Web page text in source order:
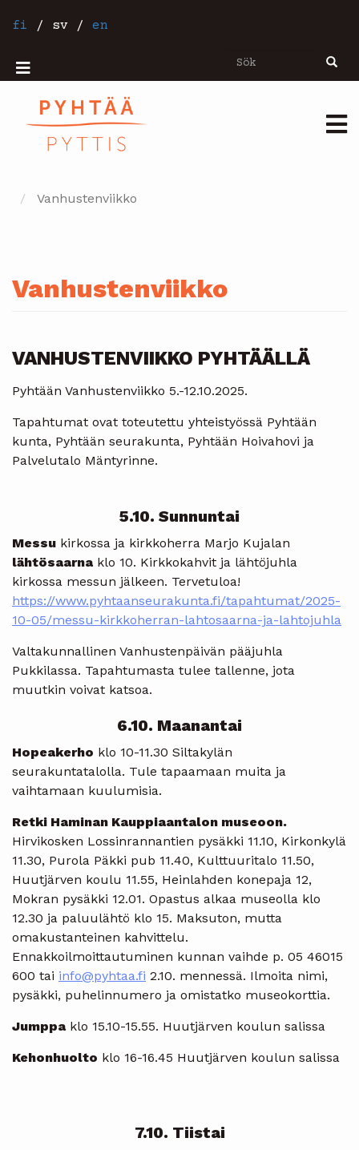
tillfi / sv / en
Sök Sök
Mobiilivalikko
Vanhustenviikko
Vanhustenviikko
VANHUSTENVIIKKO PYHTÄÄLLÄ
Pyhtään Vanhustenviikko 5.-12.10.2025.
Tapahtumat ovat toteutettu yhteistyössä Pyhtään
kunta, Pyhtään seurakunta, Pyhtään Hoivahovi ja
Palvelutalo Mäntyrinne.
5.10. Sunnuntai
Messu kirkossa ja kirkkoherra Marjo Kujalan
lähtösaarnaklo 10. Kirkkokahvit ja lähtöjuhla
kirkossa messun jälkeen. Tervetuloa!
https://www.pyhtaanseurakunta.fi/tapahtumat/2025-
10-05/messu-kirkkoherran-lahtosaarna-ja-lahtojuhla
Valtakunnallinen Vanhustenpäivän pääjuhla
Pukkilassa. Tapahtumasta tulee tallenne, jota
muutkin voivat katsoa.
6.10. Maanantai
Hopeakerho klo 10-11.30 Siltakylän
seurakuntatalolla. Tule tapaamaan muita ja
vaihtamaan kuulumisia.
Retki Haminan Kauppiaantalon museoon.
Hirvikosken Lossinrannantien pysäkki 11.10, Kirkonkylä
11.30, Purola Päkki pub 11.40, Kulttuuritalo 11.50,
Huutjärven koulu 11.55, Heinlahden konepaja 12,
Mokran pysäkki 12.01. Opastus alkaa museolla klo
12.30 ja paluulähtö klo 15. Maksuton, mutta
omakustanteinen kahvittelu.
Ennakkoilmoittautuminen kunnan vaihde p. 05 46015
600 tai info@pyhtaa.fi 2.10. mennessä. Ilmoita nimi,
pysäkki, puhelinnumero ja omistatko museokorttia.
Jumppaklo 15.10-15.55. Huutjärven koulun salissa
Kehonhuolto klo 16-16.45 Huutjärven koulun salissa
7.10. Tiistai